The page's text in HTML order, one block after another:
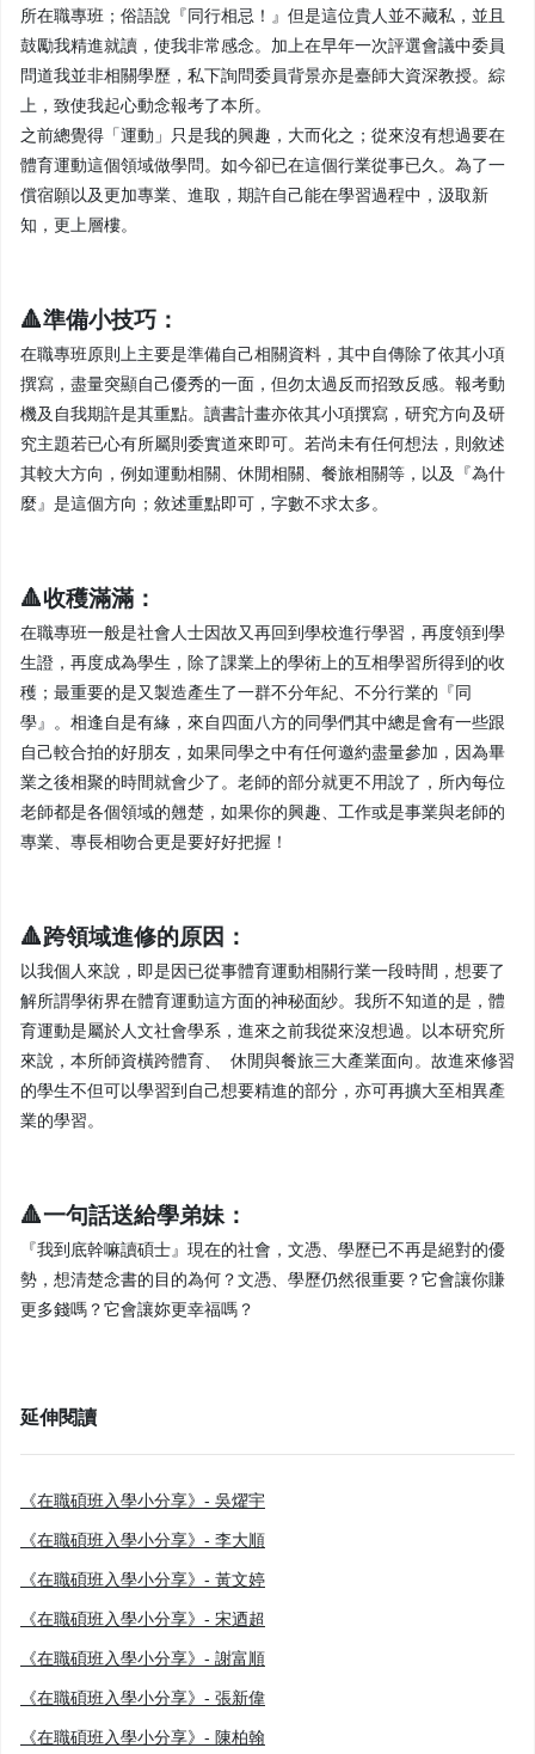
所在職專班；俗語說『同行相忌！』但是這位貴人並不藏私，並且
鼓勵我精進就讀，使我非常感念。加上在早年一次評選會議中委員
問道我並非相關學歷，私下詢問委員背景亦是臺師大資深教授。綜
上，致使我起心動念報考了本所。
之前總覺得「運動」只是我的興趣，大而化之；從來沒有想過要在
體育運動這個領域做學問。如今卻已在這個行業從事已久。為了一
償宿願以及更加專業、進取，期許自己能在學習過程中，汲取新
知，更上層樓。
🔺準備小技巧：
在職專班原則上主要是準備自己相關資料，其中自傳除了依其小項
撰寫，盡量突顯自己優秀的一面，但勿太過反而招致反感。報考動
機及自我期許是其重點。讀書計畫亦依其小項撰寫，研究方向及研
究主題若已心有所屬則委實道來即可。若尚未有任何想法，則敘述
其較大方向，例如運動相關、休閒相關、餐旅相關等，以及『為什
麼』是這個方向；敘述重點即可，字數不求太多。
🔺收穫滿滿：
在職專班一般是社會人士因故又再回到學校進行學習，再度領到學
生證，再度成為學生，除了課業上的學術上的互相學習所得到的收
穫；最重要的是又製造產生了一群不分年紀、不分行業的『同
學』。相逢自是有緣，來自四面八方的同學們其中總是會有一些跟
自己較合拍的好朋友，如果同學之中有任何邀約盡量參加，因為畢
業之後相聚的時間就會少了。老師的部分就更不用說了，所內每位
老師都是各個領域的翹楚，如果你的興趣、工作或是事業與老師的
專業、專長相吻合更是要好好把握！
🔺跨領域進修的原因：
以我個人來說，即是因已從事體育運動相關行業一段時間，想要了
解所謂學術界在體育運動這方面的神秘面紗。我所不知道的是，體
育運動是屬於人文社會學系，進來之前我從來沒想過。以本研究所
來說，本所師資橫跨體育、 休閒與餐旅三大產業面向。故進來修習
的學生不但可以學習到自己想要精進的部分，亦可再擴大至相異產
業的學習。
🔺一句話送給學弟妹：
『我到底幹嘛讀碩士』現在的社會，文憑、學歷已不再是絕對的優
勢，想清楚念書的目的為何？文憑、學歷仍然很重要？它會讓你賺
更多錢嗎？它會讓妳更幸福嗎？
延伸閱讀
《在職碩班入學小分享》- 吳燿宇
《在職碩班入學小分享》- 李大順
《在職碩班入學小分享》- 黃文婷
《在職碩班入學小分享》- 宋迺超
《在職碩班入學小分享》- 謝富順
《在職碩班入學小分享》- 張新偉
《在職碩班入學小分享》- 陳柏翰